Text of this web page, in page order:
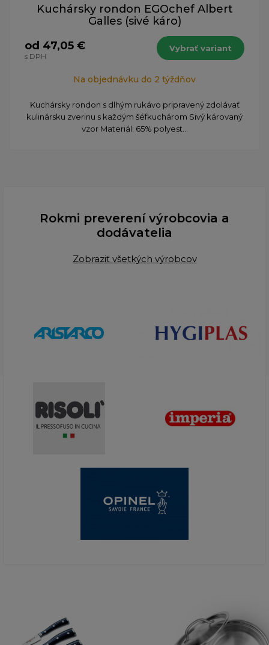
Kuchársky rondon EGOchef Albert
Galles (sivé káro)
od 47,05 €
s DPH
Vybrať variant
Na objednávku do 2 týždňov
​Kuchársky rondon s dlhým rukávo pripravený zdolávať
kulinársku zverinu s každým šéfkuchárom Sivý károvaný
vzor Materiál: 65% polyest...
Rokmi preverení výrobcovia a
dodávatelia
Zobraziť všetkých výrobcov